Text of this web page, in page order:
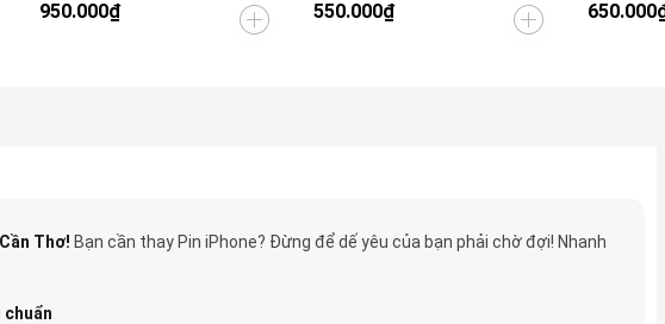
950.000₫ 550.000₫
Thơ! Bạn cần thay Pin iPhone? Đừng để dế yêu của bạn phải chờ đợi! Nhanh